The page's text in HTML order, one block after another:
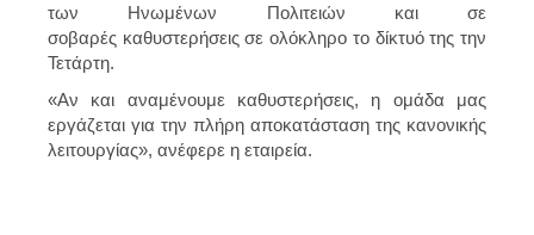
των Ηνωμένων Πολιτειών και σε
σοβαρές καθυστερήσειςσε ολόκληρο το δίκτυό της την
Τετάρτη.
«Αν και αναμένουμε καθυστερήσεις, η ομάδα μας
εργάζεται για την πλήρη αποκατάσταση της κανονικής
λειτουργίας», ανέφερε η εταιρεία.